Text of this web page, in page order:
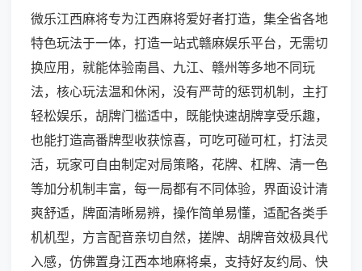
微乐江西麻将专为江西麻将爱好者打造，集全省各地
特色玩法于一体，打造一站式赣麻娱乐平台，无需切
换应用，就能体验南昌、九江、赣州等多地不同玩
法，核心玩法温和休闲，没有严苛的惩罚机制，主打
轻松娱乐，胡牌门槛适中，既能快速胡牌享受乐趣，
也能打造高番牌型收获惊喜，可吃可碰可杠，打法灵
活，玩家可自由制定对局策略，花牌、杠牌、清一色
等加分机制丰富，每一局都有不同体验，界面设计清
爽舒适，牌面清晰易辨，操作简单易懂，适配各类手
机机型，方言配音亲切自然，搓牌、胡牌音效极具代
入感，仿佛置身江西本地麻将桌，支持好友约局、快